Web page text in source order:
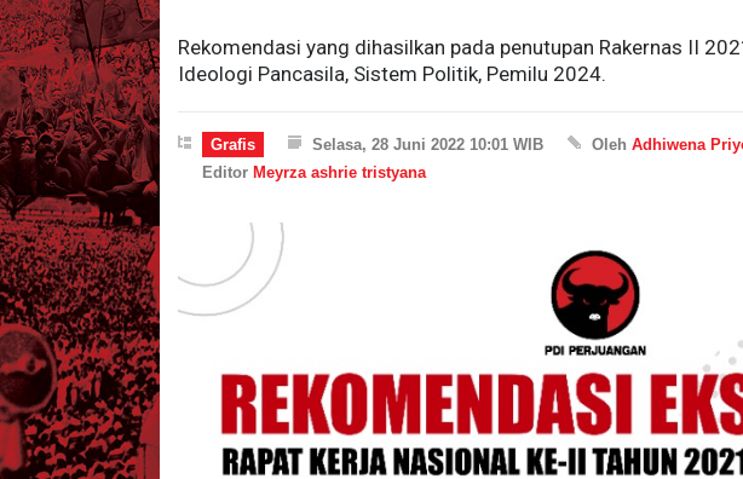
Rekomendasi yang dihasilkan pada penutupan Rakernas II
Ideologi Pancasila, Sistem Politik, Pemilu 2024.
Grafis Selasa, 28 Juni 2022 10:01 WIB Oleh Adhiwena
Editor Meyrza ashrie tristyana